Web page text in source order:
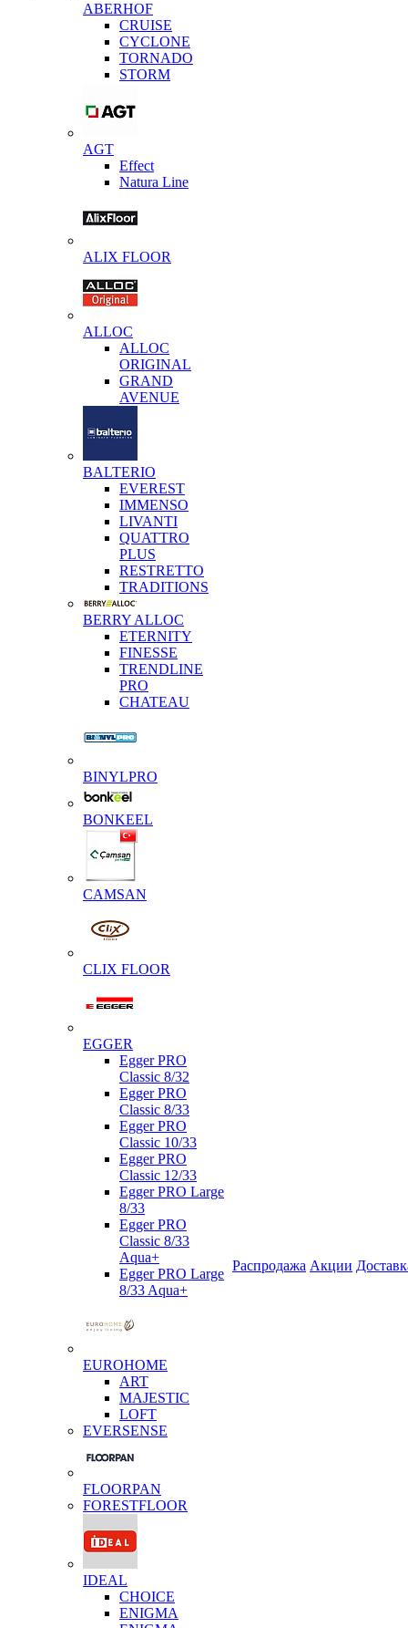
ABERHOF
CRUISE
CYCLONE
TORNADO
STORM
AGT
Effect
Natura Line
ALIX FLOOR
ALLOC
ALLOC
ORIGINAL
GRAND
AVENUE
BALTERIO
EVEREST
IMMENSO
LIVANTI
QUATTRO
PLUS
RESTRETTO
TRADITIONS
BERRY ALLOC
ETERNITY
FINESSE
TRENDLINE
PRO
CHATEAU
BINYLPRO
BONKEEL
CAMSAN
CLIX FLOOR
EGGER
Egger PRO
Classic 8/32
Egger PRO
Classic 8/33
Egger PRO
Classic 10/33
Egger PRO
Classic 12/33
Egger PRO Large
8/33
Egger PRO
Classic 8/33
Aqua+
Egger PRO Large
8/33 Aqua+
EUROHOME
ART
MAJESTIC
LOFT
EVERSENSE
FLOORPAN
FORESTFLOOR
IDEAL
CHOICE
ENIGMA
Распродажа Акции